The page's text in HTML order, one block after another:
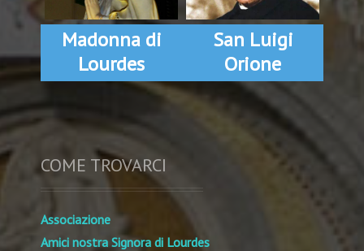
Madonna di
Lourdes
San Luigi
Orione
COME TROVARCI
Associazione
Amici nostra Signora di Lourdes